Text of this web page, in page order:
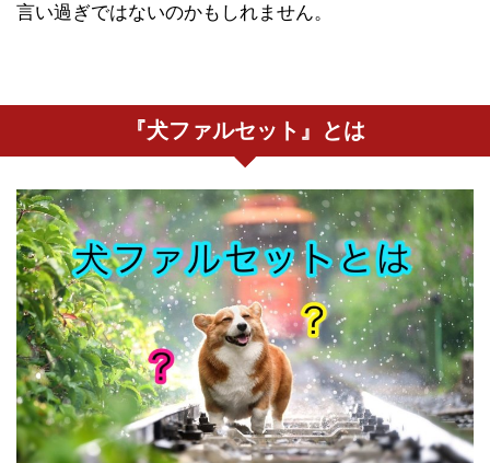
言い過ぎではないのかもしれません。
『犬ファルセット』とは